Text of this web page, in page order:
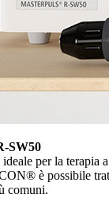
SW50
per la terapia
è possibile
comuni.